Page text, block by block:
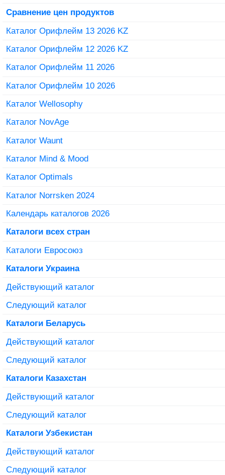
Сравнение цен продуктов
Каталог Орифлейм 13 2026 KZ
Каталог Орифлейм 12 2026 KZ
Каталог Орифлейм 11 2026
Каталог Орифлейм 10 2026
Каталог Wellosophy
Каталог NovAge
Каталог Waunt
Каталог Mind & Mood
Каталог Optimals
Каталог Norrsken 2024
Календарь каталогов 2026
Каталоги всех стран
Каталоги Евросоюз
Каталоги Украина
Действующий каталог
Следующий каталог
Каталоги Беларусь
Действующий каталог
Следующий каталог
Каталоги Казахстан
Действующий каталог
Следующий каталог
Каталоги Узбекистан
Действующий каталог
Следующий каталог